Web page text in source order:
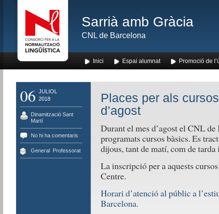
Sarrià amb Gràcia
CNL de Barcelona
Inici Espai alumnat Promoció de
06 JULIOL
2018
Dinamització Sant
Martí
No hi ha comentaris
General, Professorat
Places per als
d’agost
Durant el mes d’agost el CNL
programats cursos bàsics. Es
dijous, tant de matí, com de tarda
La inscripció per a aquests
Centre.
Horari d’atenció al públic a
Barcelona.